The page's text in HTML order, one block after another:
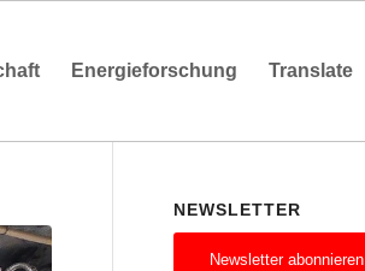
Energieforschung Translate
NEWSLETTER
Newsletter abonnieren